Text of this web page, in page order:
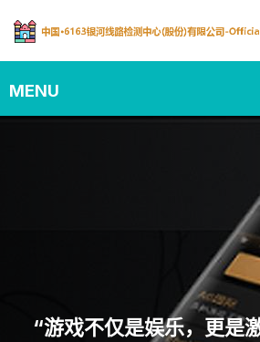
“游戏不仅是娱乐，更是